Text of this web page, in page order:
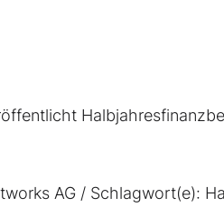
AG / Schlagwort(e):